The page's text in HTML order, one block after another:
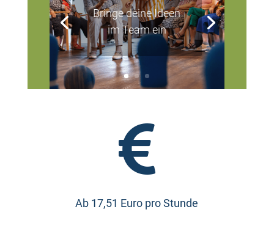
Bringe deine Ideen
im Team ein

Ab 17,51 Euro pro Stunde